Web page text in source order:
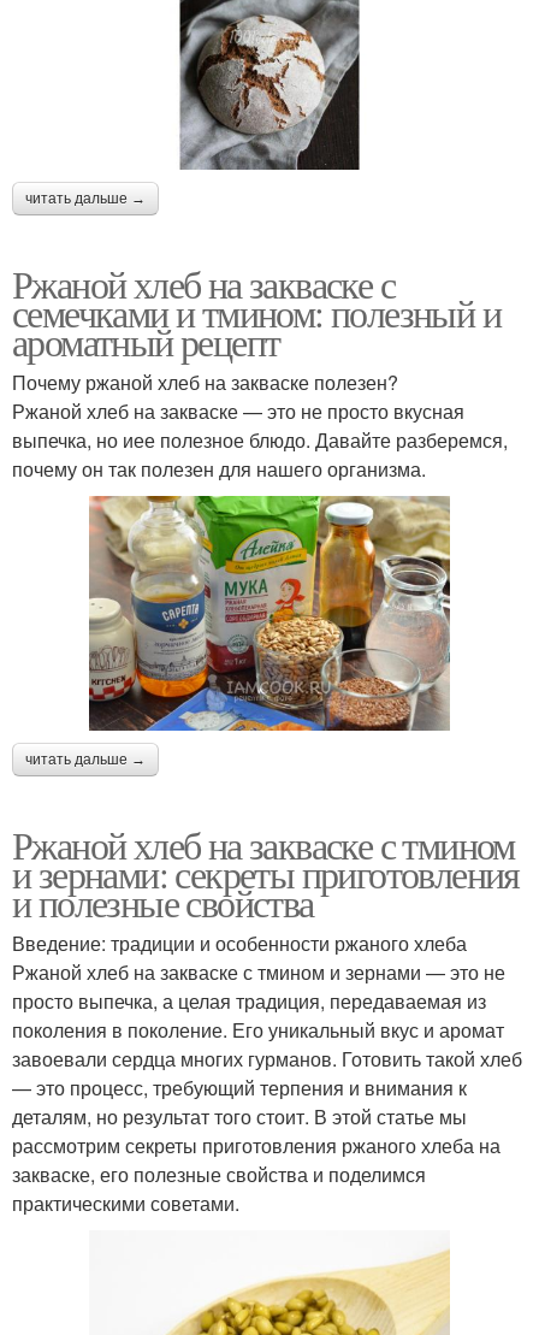
читать дальше →
Ржаной хлеб на закваске с
семечками и тмином: полезный и
ароматный рецепт
Почему ржаной хлеб на закваске полезен?
Ржаной хлеб на закваске — это не просто вкусная
выпечка, но иее полезное блюдо. Давайте разберемся,
почему он так полезен для нашего организма.
читать дальше →
Ржаной хлеб на закваске с тмином
и зернами: секреты приготовления
и полезные свойства
Введение: традиции и особенности ржаного хлеба
Ржаной хлеб на закваске с тмином и зернами — это не
просто выпечка, а целая традиция, передаваемая из
поколения в поколение. Его уникальный вкус и аромат
завоевали сердца многих гурманов. Готовить такой хлеб
— это процесс, требующий терпения и внимания к
деталям, но результат того стоит. В этой статье мы
рассмотрим секреты приготовления ржаного хлеба на
закваске, его полезные свойства и поделимся
практическими советами.